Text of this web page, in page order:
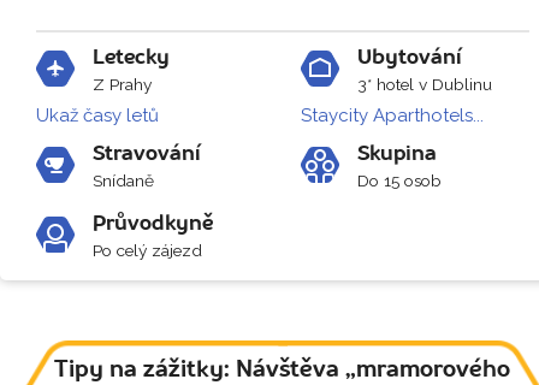
Letecky
Z Prahy
Ukaž časy letů
Ubytování
3* hotel v Dublinu
Staycity Aparthotels...
Stravování
Snídaně
Skupina
Do 15 osob
Průvodkyně
Po celý zájezd
Tipy na zážitky: Návštěva „mramorového